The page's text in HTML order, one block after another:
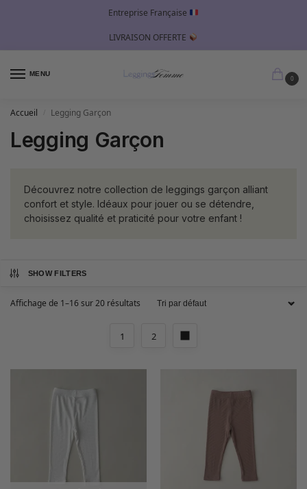
Entreprise Française
LIVRAISON OFFERTE
MENU
0
Accueil Legging Garçon
Legging Garçon
Découvrez notre collection de leggings garçon alliant
confort et style. Idéaux pour jouer ou se détendre,
choisissez qualité et praticité pour votre enfant !
SHOW FILTERS
Affichage de 1–16 sur 20 résultats
1 2